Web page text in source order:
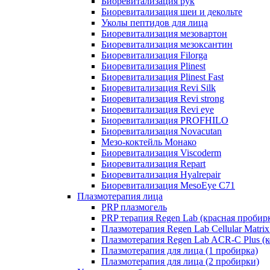
Биоревитализация шеи и декольте
Уколы пептидов для лица
Биоревитализация мезовартон
Биоревитализация мезоксантин
Биоревитализация Filorga
Биоревитализация Plinest
Биоревитализация Plinest Fast
Биоревитализация Revi Silk
Биоревитализация Revi strong
Биоревитализация Revi eye
Биоревитализация PROFHILO
Биоревитализация Novacutan
Мезо-коктейль Монако
Биоревитализация Viscoderm
Биоревитализация Repart
Биоревитализация Hyalrepair
Биоревитализация MesoEye C71
Плазмотерапия лица
PRP плазмогель
PRP терапия Regen Lab (красная
Плазмотерапия Regen Lab Cellular
Плазмотерапия Regen Lab ACR-C Plus
Плазмотерапия для лица (1 пробирка)
Плазмотерапия для лица (2 пробирки)